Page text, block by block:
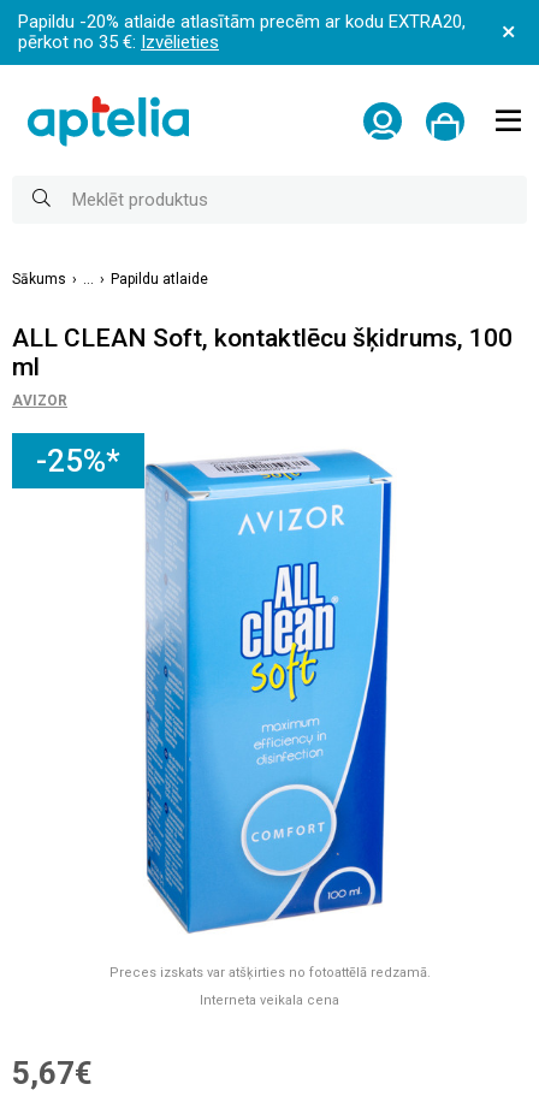
Papildu -20% atlaide atlasītām precēm ar kodu EXTRA20,
pērkot no 35 €: Izvēlieties
Sākums Papildu atlaide
ALL CLEAN Soft, kontaktlēcu šķidrums, 100
ml
AVIZOR
-25%*
Preces izskats var atšķirties no fotoattēlā redzamā.
Interneta veikala cena
5,67€